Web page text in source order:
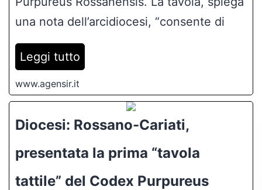
una nota dell’arcidiocesi, “consente di
Leggi tutto
www.agensir.it
Diocesi: Rossano-Cariati,
presentata la prima “tavola
tattile” del Codex Purpureus